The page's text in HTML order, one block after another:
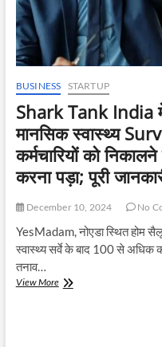
BUSINESS STARTUP
Shark Tank India में
मानसिक स्वास्थ्य
कर्मचारियों को
करना पड़ा; पूरी
December 10, 2024 No
YesMadam, नोएडा स्थित होम
स्वास्थ्य सर्वे के बाद 100 से अधिक
तनाव…
View MoreShark